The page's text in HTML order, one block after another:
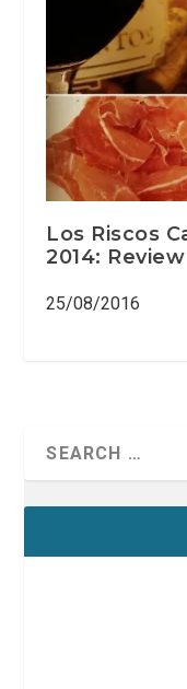
Los Riscos
2014: Review
25/08/2016